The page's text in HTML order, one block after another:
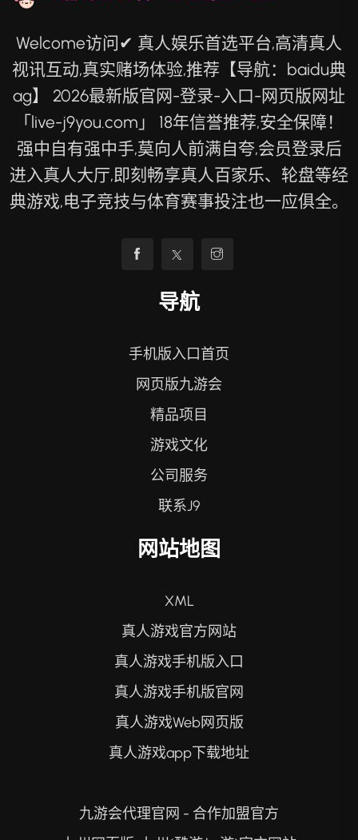
Welcome访问✔ 真人娱乐首选平台,高清真人
视讯互动,真实赌场体验,推荐【导航：baidu典
ag】 2026最新版官网-登录-入口-网页版网址
「live-j9you.com」 18年信誉推荐,安全保障！
强中自有强中手,莫向人前满自夸,会员登录后
进入真人大厅,即刻畅享真人百家乐、轮盘等经
典游戏,电子竞技与体育赛事投注也一应俱全。
导航
手机版入口首页
网页版九游会
精品项目
游戏文化
公司服务
联系J9
网站地图
XML
真人游戏官方网站
真人游戏手机版入口
真人游戏手机版官网
真人游戏Web网页版
真人游戏app下载地址
九游会代理官网 - 合作加盟官方